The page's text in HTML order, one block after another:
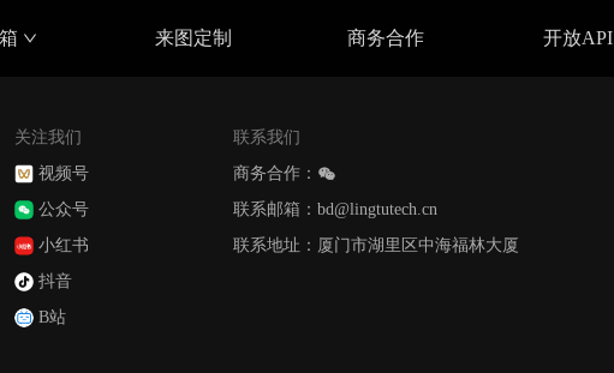
来图定制 商务合作 开放API
关注我们
视频号
公众号
小红书
抖音
B站
联系我们
商务合作：
联系邮箱：bd@lingtutech.cn
联系地址：厦门市湖里区中海福林大厦